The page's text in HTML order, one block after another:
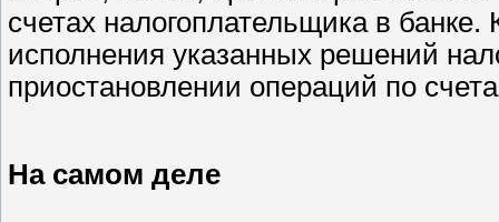
счетах налогоплательщика в
исполнения указанных решений
приостановлении операций по
На самом деле